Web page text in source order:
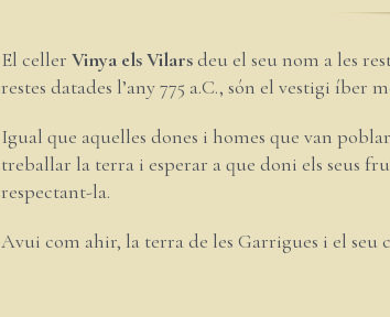
El celler Vinya els Vilarsdeu el seu nom a les
restes datades l’any 775 a.C., són el vestigi
Igual que aquelles dones i homes que van
treballar la terra i esperar a que doni els seus
respectant-la.
Avui com ahir, la terra de les Garrigues i el seu